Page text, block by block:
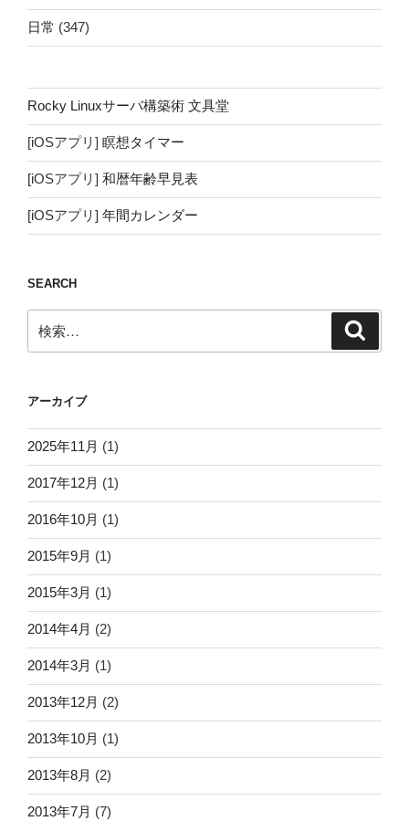
日常 (347)
Rocky Linuxサーバ構築術 文具堂
[iOSアプリ] 瞑想タイマー
[iOSアプリ] 和暦年齢早見表
[iOSアプリ] 年間カレンダー
SEARCH
索:
アーカイブ
2025年11月 (1)
2017年12月 (1)
2016年10月 (1)
2015年9月 (1)
2015年3月 (1)
2014年4月 (2)
2014年3月 (1)
2013年12月 (2)
2013年10月 (1)
2013年8月 (2)
2013年7月 (7)